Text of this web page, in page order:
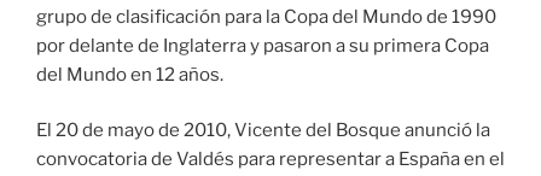
grupo de clasificación para la Copa del Mundo de 1990
por delante de Inglaterra y pasaron a su primera Copa
del Mundo en 12 años.
El 20 de mayo de 2010, Vicente del Bosque anunció la
convocatoria de Valdés para representar a España en el